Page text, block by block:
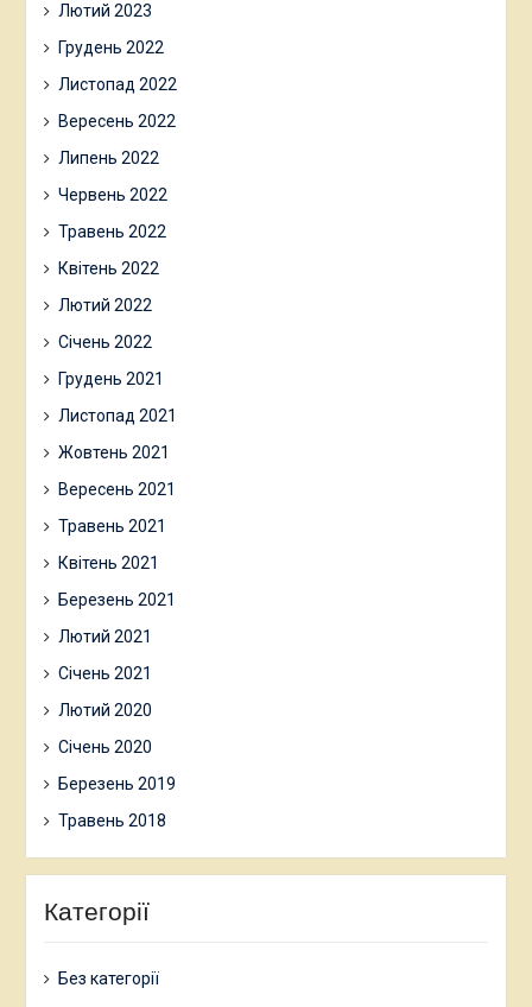
Лютий 2023
Грудень 2022
Листопад 2022
Вересень 2022
Липень 2022
Червень 2022
Травень 2022
Квітень 2022
Лютий 2022
Січень 2022
Грудень 2021
Листопад 2021
Жовтень 2021
Вересень 2021
Травень 2021
Квітень 2021
Березень 2021
Лютий 2021
Січень 2021
Лютий 2020
Січень 2020
Березень 2019
Травень 2018
Категорії
Без категорії